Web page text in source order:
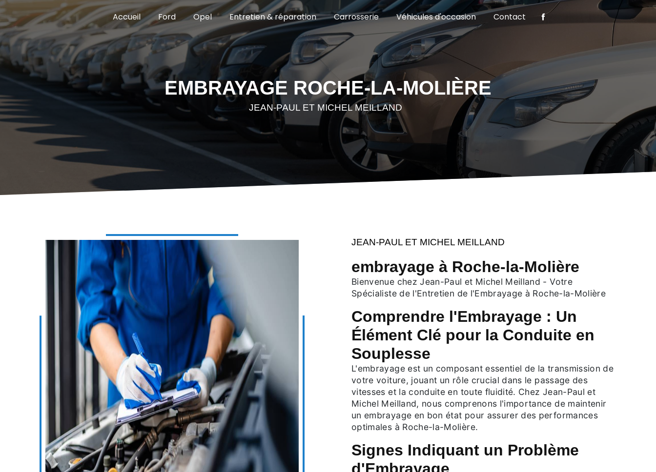
Accueil Ford Opel Entretien & réparation Carrosserie Véhicules d'occasion Contact
EMBRAYAGE ROCHE-LA-MOLIÈRE
JEAN-PAUL ET MICHEL MEILLAND
JEAN-PAUL ET MICHEL MEILLAND
embrayage à Roche-la-Molière
Bienvenue chez Jean-Paul et Michel Meilland - Votre
Spécialiste de l'Entretien de l'Embrayage à Roche-la-Molière
Comprendre l'Embrayage : Un
Élément Clé pour la Conduite en
Souplesse
L'embrayage est un composant essentiel de la transmission de
votre voiture, jouant un rôle crucial dans le passage des
vitesses et la conduite en toute fluidité. Chez Jean-Paul et
Michel Meilland, nous comprenons l'importance de maintenir
un embrayage en bon état pour assurer des performances
optimales à Roche-la-Molière.
Signes Indiquant un Problème
Panneau de gestion des cookies